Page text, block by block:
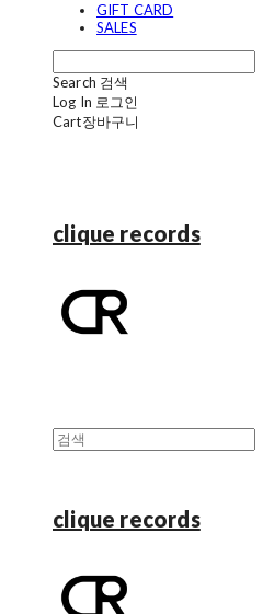
GIFT CARD
SALES
Search 검색
Log In 로그인
Cart장바구니
clique records
clique records